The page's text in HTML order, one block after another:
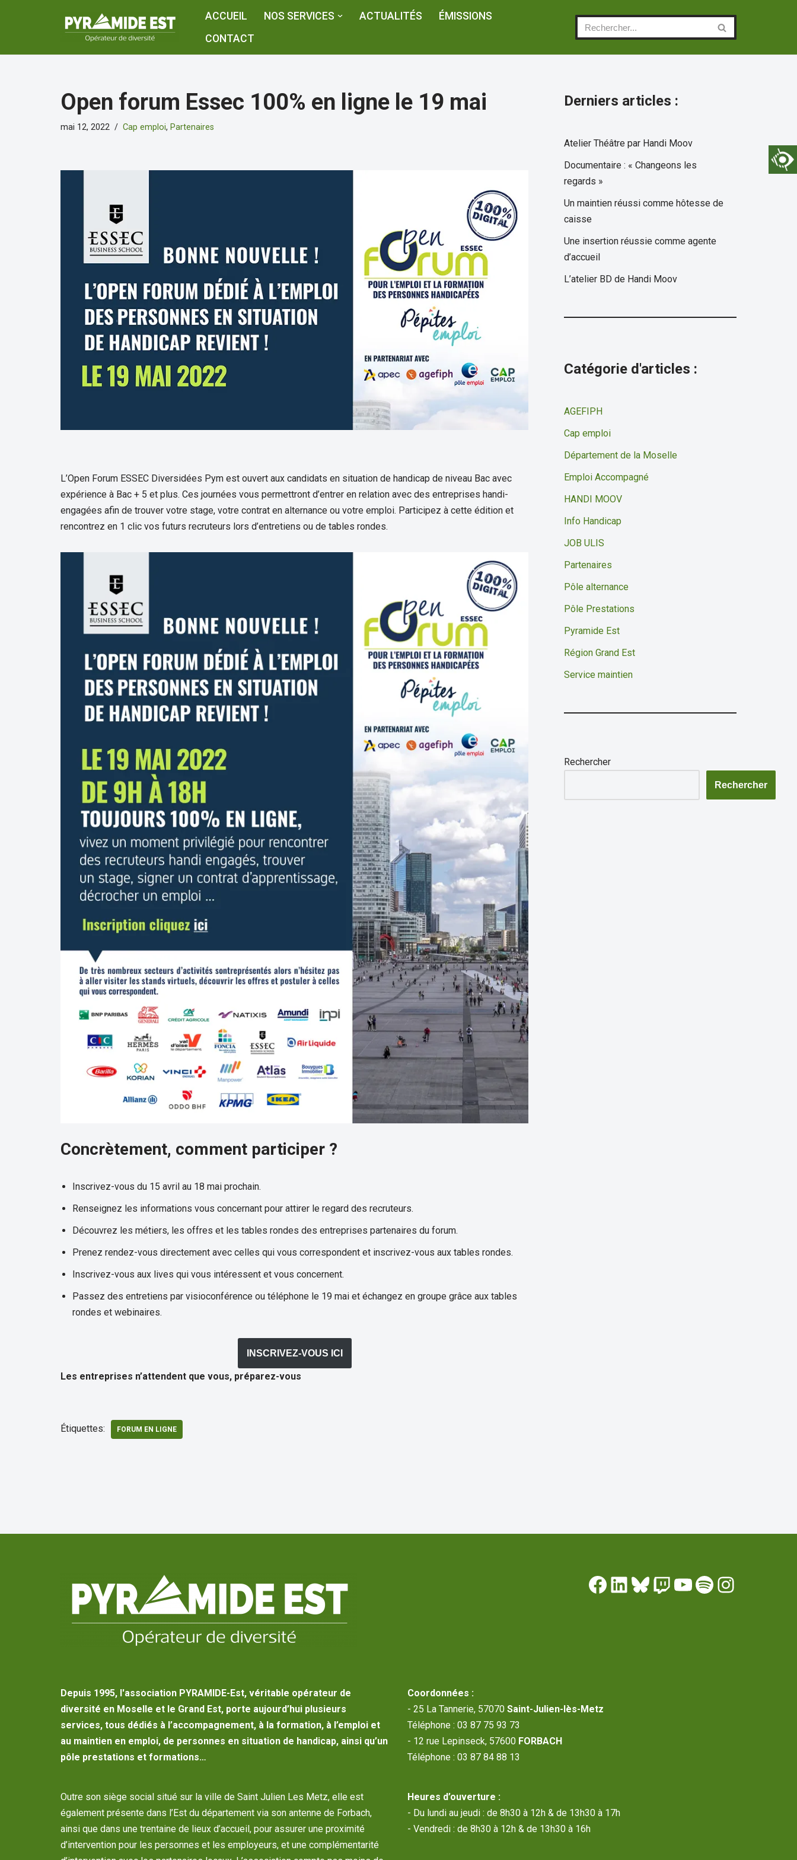
ACCUEIL NOS SERVICES ACTUALITÉS
ÉMISSIONS
CONTACT
Open forum Essec 100% en ligne le 19 mai
mai 12, 2022 Cap emploi, Partenaires
L’Open Forum ESSEC Diversidées Pym est ouvert aux candidats en situation de handicap de niveau Bac avec
expérience à Bac + 5 et plus. Ces journées vous permettront d’entrer en relation avec des entreprises handi-
engagées afin de trouver votre stage, votre contrat en alternance ou votre emploi. Participez à cette édition et
rencontrez en 1 clic vos futurs recruteurs lors d’entretiens ou de tables rondes.
Concrètement, comment participer ?
Inscrivez-vous du 15 avril au 18 mai prochain.
Renseignez les informations vous concernant pour attirer le regard des recruteurs.
Découvrez les métiers, les offres et les tables rondes des entreprises partenaires du forum.
Prenez rendez-vous directement avec celles qui vous correspondent et inscrivez-vous aux tables rondes.
Inscrivez-vous aux lives qui vous intéressent et vous concernent.
Passez des entretiens par visioconférence ou téléphone le 19 mai et échangez en groupe grâce aux tables
rondes et webinaires.
INSCRIVEZ-VOUS ICI
Les entreprises n’attendent que vous, préparez-vous
Étiquettes: FORUM EN LIGNE
Derniers articles :
Atelier Théâtre par Handi Moov
Documentaire : « Changeons les
regards »
Un maintien réussi comme hôtesse de
caisse
Une insertion réussie comme agente
d’accueil
L’atelier BD de Handi Moov
Catégorie d'articles :
AGEFIPH
Cap emploi
Département de la Moselle
Emploi Accompagné
HANDI MOOV
Info Handicap
JOB ULIS
Partenaires
Pôle alternance
Pôle Prestations
Pyramide Est
Région Grand Est
Service maintien
Rechercher
Rechercher
Depuis 1995, l'association PYRAMIDE-Est, véritable opérateur de
diversité en Moselle et le Grand Est, porte aujourd’hui plusieurs
services, tous dédiés à l’accompagnement, à la formation, à l’emploi et
au maintien en emploi, de personnes en situation de handicap, ainsi qu’un
pôle prestations et formations…
Outre son siège social situé sur la ville de Saint Julien Les Metz, elle est
également présente dans l’Est du département via son antenne de Forbach,
ainsi que dans une trentaine de lieux d’accueil, pour assurer une proximité
d’intervention pour les personnes et les employeurs, et une complémentarité
Coordonnées :
- 25 La Tannerie, 57070 Saint-Julien-lès-Metz
Téléphone : 03 87 75 93 73
- 12 rue Lepinseck, 57600 FORBACH
Téléphone : 03 87 84 88 13
Heures d’ouverture :
- Du lundi au jeudi : de 8h30 à 12h & de 13h30 à 17h
- Vendredi : de 8h30 à 12h & de 13h30 à 16h